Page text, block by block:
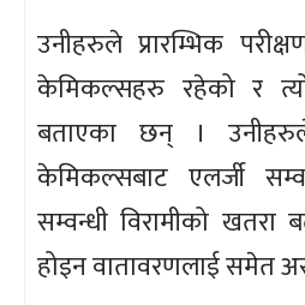
उनीहरुले प्रारम्भिक
केमिकल्सहरु रहेको र
बताएका छन् ।
केमिकल्सबाट एलर्जी
सम्वन्धी विरामीको खतरा
होइन वातावरणलाई समेत